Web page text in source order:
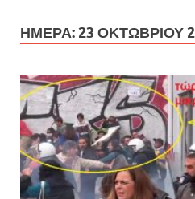
ΗΜΈΡΑ:23 ΟΚΤΩΒΡΊΟΥ